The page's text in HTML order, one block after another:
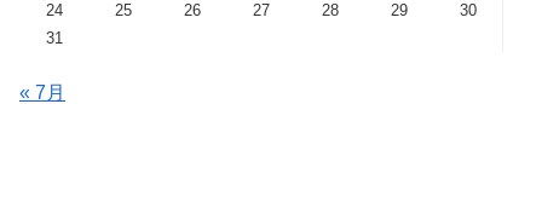
24
25 26 27 28 29
30
31
« 7月